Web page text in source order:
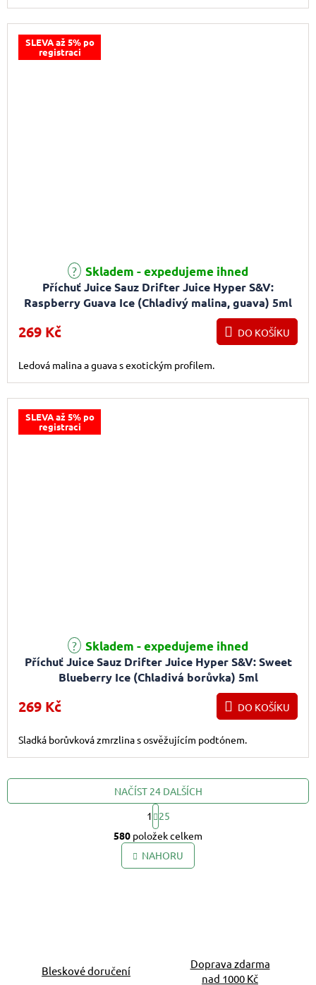
SLEVA až 5% po
registraci
Příchuť Juice Sauz Drifter Juice Hyper S&V:
Raspberry Guava Ice (Chladivý malina, guava) 5ml
Skladem - expedujeme ihned
269 Kč DO KOŠÍKU
Ledová malina a guava s exotickým profilem.
SLEVA až 5% po
registraci
Příchuť Juice Sauz Drifter Juice Hyper S&V: Sweet
Blueberry Ice (Chladivá borůvka) 5ml
Skladem - expedujeme ihned
269 Kč DO KOŠÍKU
Sladká borůvková zmrzlina s osvěžujícím podtónem.
Ovládací prvky
NAČÍST 24 DALŠÍCH
Stránkování
1
25
580 položek celkem
NAHORU
Bleskové doručení
Doprava zdarma
nad 1000 Kč